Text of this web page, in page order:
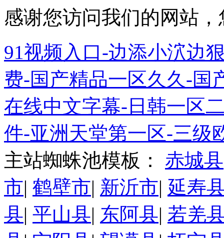
感谢您访问我们的网站
91视频入口-边添小泬边
费-国产精品一区久久-国
在线中文字幕-日韩一区
件-亚洲天堂第一区-三级
主站蜘蛛池模板： 赤城县
市| 鹤壁市| 新沂市| 延寿
县| 平山县| 东阿县| 若羌